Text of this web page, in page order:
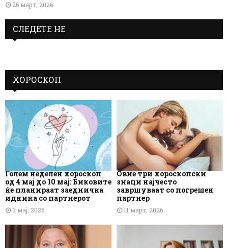
26 март, 2026
СЛЕДЕТЕ НЕ
ХОРОСКОП
Голем неделен хороскоп
од 4 мај до 10 мај: Биковите
ќе планираат заедничка
иднина со партнерот
3 мај, 2026
Овие три хороскопски
знаци најчесто
завршуваат со погрешен
партнер
11 март, 2026